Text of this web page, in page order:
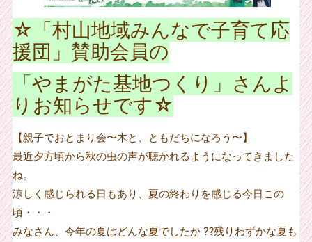
☆「村山地域みんなで子育て応
援団」賛助会員の
「やまがた基地つくり」さんよ
りお知らせです☆
【親子でおとまり会〜木と、ともだちになろう〜】
最近夕方頃から秋の虫の声が聴かれるようになってきました
ね。
涼しく感じられる日もあり、夏の終わりを感じる今日この
頃・・・
みなさん、今年の夏はどんな夏でしたか ⁇残りわずかな夏も